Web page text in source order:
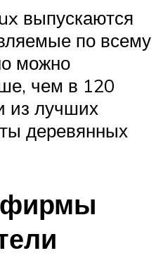
выпускаются
по всему
можно
чем в 120
из лучших
деревянных